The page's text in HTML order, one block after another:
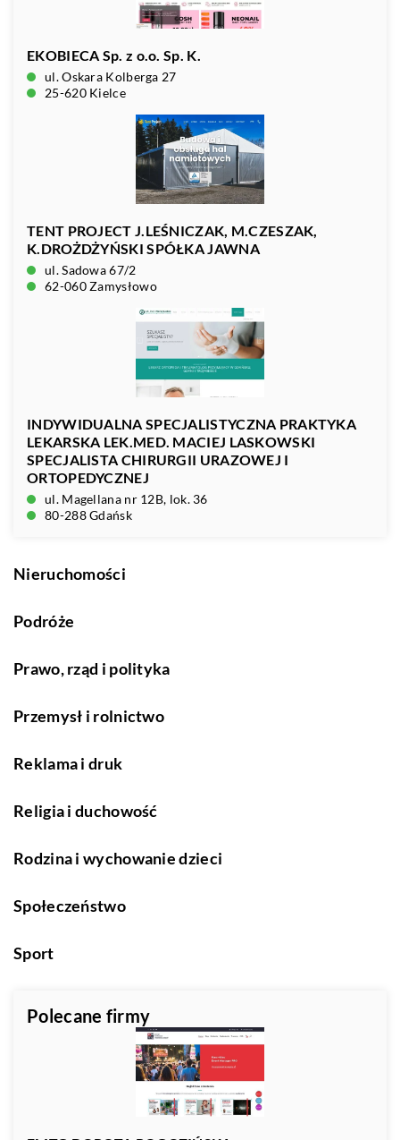
EKOBIECA Sp. z o.o. Sp. K.
ul. Oskara Kolberga 27
25-620 Kielce
TENT PROJECT J.LEŚNICZAK, M.CZESZAK,
K.DROŻDŻYŃSKI SPÓŁKA JAWNA
ul. Sadowa 67/2
62-060 Zamysłowo
INDYWIDUALNA SPECJALISTYCZNA PRAKTYKA
LEKARSKA LEK.MED. MACIEJ LASKOWSKI
SPECJALISTA CHIRURGII URAZOWEJ I
ORTOPEDYCZNEJ
ul. Magellana nr 12B, lok. 36
80-288 Gdańsk
Nieruchomości
Podróże
Prawo, rząd i polityka
Przemysł i rolnictwo
Reklama i druk
Religia i duchowość
Rodzina i wychowanie dzieci
Społeczeństwo
Sport
Polecane firmy